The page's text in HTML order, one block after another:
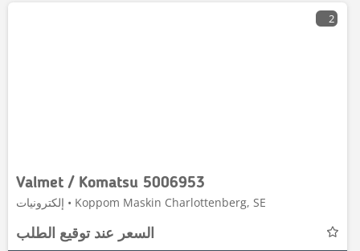
2
Valmet / Komatsu 5006953
إلكترونيات • Koppom Maskin Charlottenberg, SE
السعر عند توقيع الطلب